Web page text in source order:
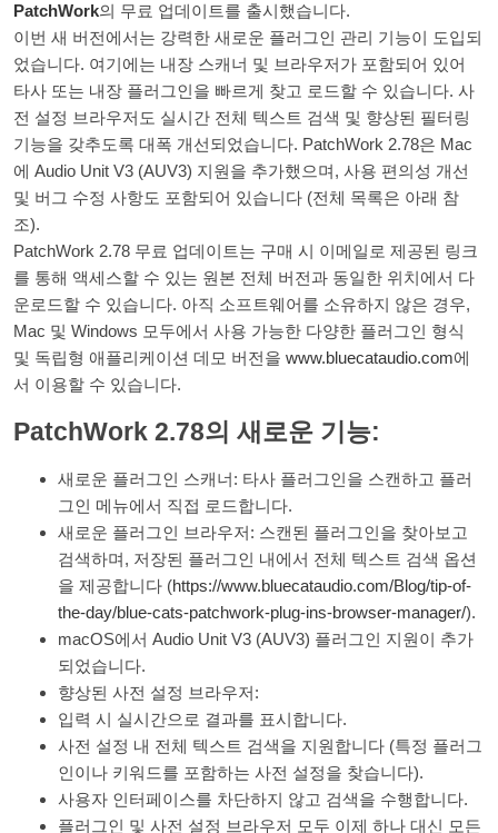
PatchWork의 무료 업데이트를 출시했습니다.
이번 새 버전에서는 강력한 새로운 플러그인 관리 기능이 도입되
었습니다. 여기에는 내장 스캐너 및 브라우저가 포함되어 있어
타사 또는 내장 플러그인을 빠르게 찾고 로드할 수 있습니다. 사
전 설정 브라우저도 실시간 전체 텍스트 검색 및 향상된 필터링
기능을 갖추도록 대폭 개선되었습니다. PatchWork 2.78은 Mac
에 Audio Unit V3 (AUV3) 지원을 추가했으며, 사용 편의성 개선
및 버그 수정 사항도 포함되어 있습니다 (전체 목록은 아래 참
조).
PatchWork 2.78 무료 업데이트는 구매 시 이메일로 제공된 링크
를 통해 액세스할 수 있는 원본 전체 버전과 동일한 위치에서 다
운로드할 수 있습니다. 아직 소프트웨어를 소유하지 않은 경우,
Mac 및 Windows 모두에서 사용 가능한 다양한 플러그인 형식
및 독립형 애플리케이션 데모 버전을 www.bluecataudio.com에
서 이용할 수 있습니다.
PatchWork 2.78의 새로운 기능:
새로운 플러그인 스캐너: 타사 플러그인을 스캔하고 플러
그인 메뉴에서 직접 로드합니다.
새로운 플러그인 브라우저: 스캔된 플러그인을 찾아보고
검색하며, 저장된 플러그인 내에서 전체 텍스트 검색 옵션
을 제공합니다 (https://www.bluecataudio.com/Blog/tip-of-
the-day/blue-cats-patchwork-plug-ins-browser-manager/).
macOS에서 Audio Unit V3 (AUV3) 플러그인 지원이 추가
되었습니다.
향상된 사전 설정 브라우저:
입력 시 실시간으로 결과를 표시합니다.
사전 설정 내 전체 텍스트 검색을 지원합니다 (특정 플러그
인이나 키워드를 포함하는 사전 설정을 찾습니다).
사용자 인터페이스를 차단하지 않고 검색을 수행합니다.
플러그인 및 사전 설정 브라우저 모두 이제 하나 대신 모든